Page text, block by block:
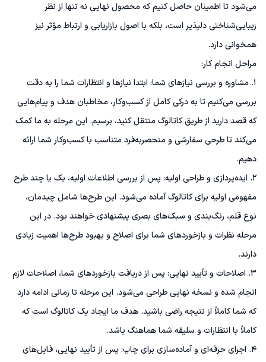
می‌شود تا اطمینان حاصل کنیم که محصول نهایی نه تنها از نظر
زیبایی‌شناختی دلپذیر است، بلکه با اصول بازاریابی و ارتباط مؤثر نیز
1. مشاوره و بررسی نیازهای شما: ابتدا نیازها و انتظارات شما را به دقت
بررسی می‌کنیم تا به درکی کامل از کسب‌و‌کار، مخاطبان هدف و پیام‌هایی
که قصد دارید از طریق کاتالوگ منتقل کنید، برسیم. این مرحله به ما کمک
می‌کند تا طرحی سفارشی و منحصربه‌فرد متناسب با کسب‌وکار شما ارائه
2. ایده‌پردازی و طراحی اولیه: پس از بررسی اطلاعات اولیه، یک یا چند طرح
مفهومی اولیه برای کاتالوگ آماده می‌شود. این طرح‌ها شامل چیدمان،
نوع قلم، رنگ‌بندی و سبک‌های بصری پیشنهادی خواهند بود. در این
مرحله نظرات و بازخوردهای شما برای اصلاح و بهبود طرح‌ها اهمیت زیادی
3. اصلاحات و تأیید نهایی: پس از دریافت بازخوردهای شما، اصلاحات لازم
انجام شده و نسخه نهایی طراحی می‌شود. این مرحله تا زمانی ادامه دارد
که شما کاملاً از نتیجه راضی باشید. هدف ما ایجاد یک کاتالوگ است که
4. اجرای حرفه‌ای و آماده‌سازی برای چاپ: پس از تأیید نهایی، فایل‌های